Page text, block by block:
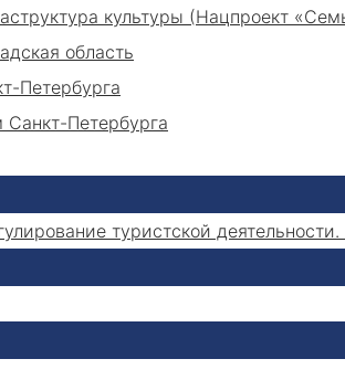
культуры (Нацпроект
область
Петербурга
Петербурга
туристской